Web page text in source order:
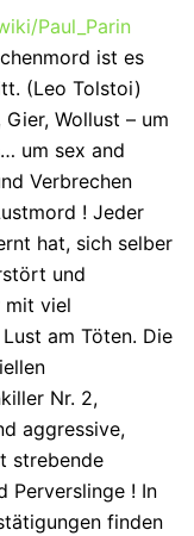
Paul_Parin
ist es
(Leo Tolstoi)
Wollust – um
um sex and
Verbrechen
! Jeder
hat, sich selber
und
mit viel
am Töten. Die
Nr. 2,
aggressive,
strebende
Perverslinge ! In
finden